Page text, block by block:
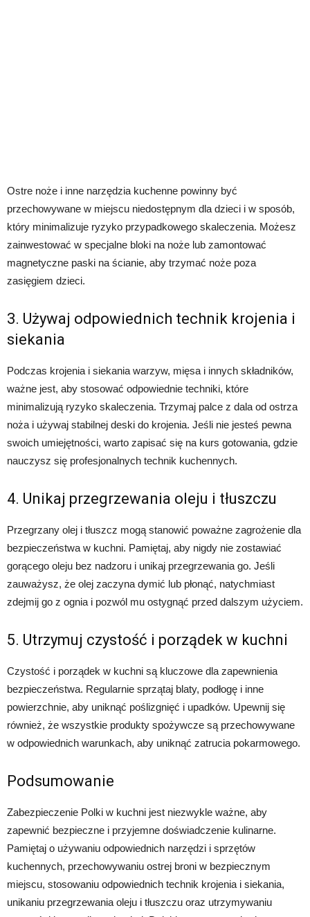
Ostre noże i inne narzędzia kuchenne powinny być
przechowywane w miejscu niedostępnym dla dzieci i w sposób,
który minimalizuje ryzyko przypadkowego skaleczenia. Możesz
zainwestować w specjalne bloki na noże lub zamontować
magnetyczne paski na ścianie, aby trzymać noże poza
zasięgiem dzieci.
3. Używaj odpowiednich technik krojenia i
siekania
Podczas krojenia i siekania warzyw, mięsa i innych składników,
ważne jest, aby stosować odpowiednie techniki, które
minimalizują ryzyko skaleczenia. Trzymaj palce z dala od ostrza
noża i używaj stabilnej deski do krojenia. Jeśli nie jesteś pewna
swoich umiejętności, warto zapisać się na kurs gotowania, gdzie
nauczysz się profesjonalnych technik kuchennych.
4. Unikaj przegrzewania oleju i tłuszczu
Przegrzany olej i tłuszcz mogą stanowić poważne zagrożenie dla
bezpieczeństwa w kuchni. Pamiętaj, aby nigdy nie zostawiać
gorącego oleju bez nadzoru i unikaj przegrzewania go. Jeśli
zauważysz, że olej zaczyna dymić lub płonąć, natychmiast
zdejmij go z ognia i pozwól mu ostygnąć przed dalszym użyciem.
5. Utrzymuj czystość i porządek w kuchni
Czystość i porządek w kuchni są kluczowe dla zapewnienia
bezpieczeństwa. Regularnie sprzątaj blaty, podłogę i inne
powierzchnie, aby uniknąć poślizgnięć i upadków. Upewnij się
również, że wszystkie produkty spożywcze są przechowywane
w odpowiednich warunkach, aby uniknąć zatrucia pokarmowego.
Podsumowanie
Zabezpieczenie Polki w kuchni jest niezwykle ważne, aby
zapewnić bezpieczne i przyjemne doświadczenie kulinarne.
Pamiętaj o używaniu odpowiednich narzędzi i sprzętów
kuchennych, przechowywaniu ostrej broni w bezpiecznym
miejscu, stosowaniu odpowiednich technik krojenia i siekania,
unikaniu przegrzewania oleju i tłuszczu oraz utrzymywaniu